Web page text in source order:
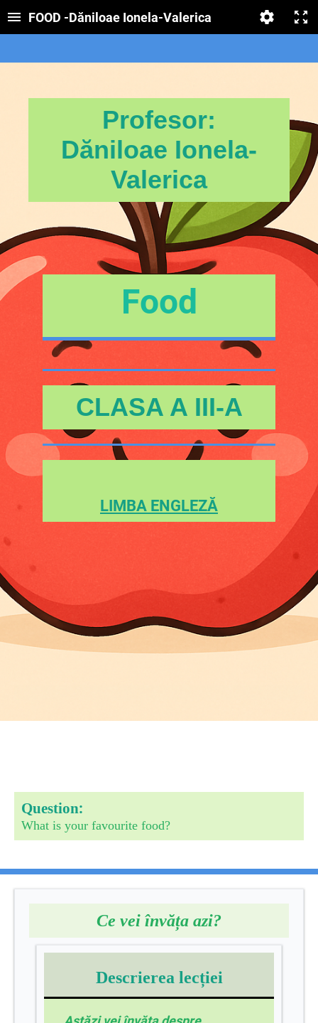
FOOD -Dăniloae Ionela-Valerica
Profesor:
Dăniloae Ionela-
Valerica
Food
CLASA A III-A
LIMBA ENGLEZĂ
Question:
What is your favourite food?
Ce vei învăța azi?
Descrierea lecției